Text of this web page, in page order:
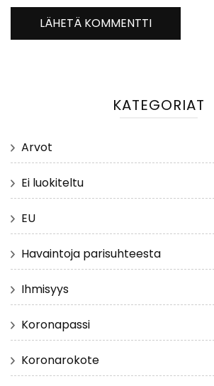
KATEGORIAT
Arvot
Ei luokiteltu
EU
Havaintoja parisuhteesta
Ihmisyys
Koronapassi
Koronarokote